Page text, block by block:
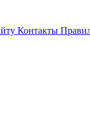
Контакты